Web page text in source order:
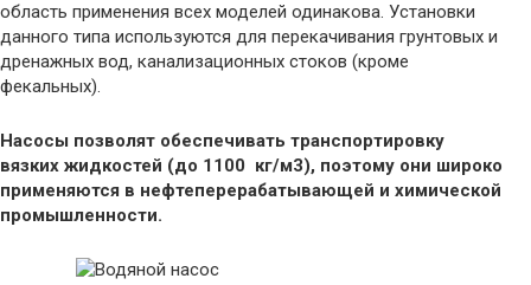
область применения всех моделей одинакова. Установки
данного типа используются для перекачивания грунтовых и
дренажных вод, канализационных стоков (кроме
фекальных).
Насосы позволят обеспечивать транспортировку
вязких жидкостей (до 1100 кг/м3), поэтому они широко
применяются в нефтеперерабатывающей и химической
промышленности.